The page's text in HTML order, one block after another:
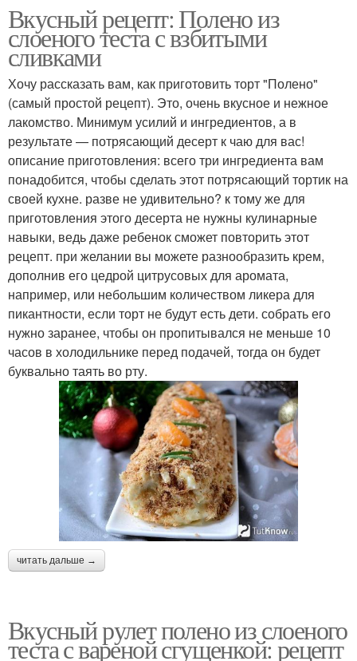
Вкусный рецепт: Полено из
слоеного теста с взбитыми
сливками
Хочу рассказать вам, как приготовить торт "Полено"
(самый простой рецепт). Это, очень вкусное и нежное
лакомство. Минимум усилий и ингредиентов, а в
результате — потрясающий десерт к чаю для вас!
описание приготовления: всего три ингредиента вам
понадобится, чтобы сделать этот потрясающий тортик на
своей кухне. разве не удивительно? к тому же для
приготовления этого десерта не нужны кулинарные
навыки, ведь даже ребенок сможет повторить этот
рецепт. при желании вы можете разнообразить крем,
дополнив его цедрой цитрусовых для аромата,
например, или небольшим количеством ликера для
пикантности, если торт не будут есть дети. собрать его
нужно заранее, чтобы он пропитывался не меньше 10
часов в холодильнике перед подачей, тогда он будет
буквально таять во рту.
читать дальше →
Вкусный рулет полено из слоеного
теста с вареной сгущенкой: рецепт